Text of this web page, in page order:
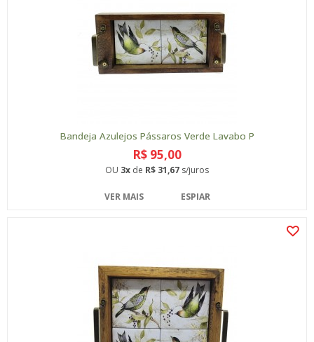
Bandeja Azulejos Pássaros Verde Lavabo P
R$ 95,00
OU 3x de R$ 31,67 s/juros
VER MAIS ESPIAR